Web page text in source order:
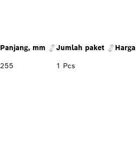
Panjang, mm Jumlah paket Harga
255 1 Pcs